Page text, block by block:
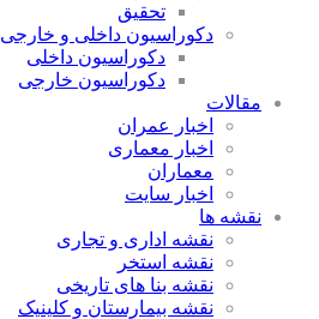
تحقیق
دکوراسیون داخلی و خارجی
دکوراسیون داخلی
دکوراسیون خارجی
مقالات
اخبار عمران
اخبار معماری
معماران
اخبار سایت
نقشه ها
نقشه اداری و تجاری
نقشه استخر
نقشه بنا های تاریخی
نقشه بیمارستان و کلینیک